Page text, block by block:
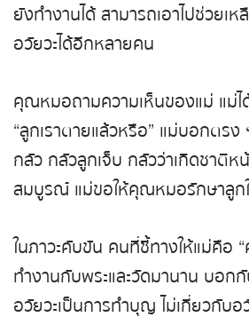
ยังทำงานได้ สามารถเอาไปช่วยเ
อวัยวะได้อีกหลายคน
คุณหมอถามความเห็นของแม่ แม่ไ
“ลูกเราตายแล้วหรือ” แม่บอกตร
กลัว กลัวลูกเจ็บ กลัวว่าเกิดชาติห
สมบูรณ์ แม่ขอให้คุณหมอรักษาลูก
ในภาวะคับขัน คนที่ชี้ทางให้แม่คือ
ทำงานกับพระและวัดมานาน บอก
อวัยวะเป็นการทำบุญ ไม่เกี่ยวกับอ